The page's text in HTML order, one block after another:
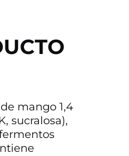
mango 1,4
sucralosa),